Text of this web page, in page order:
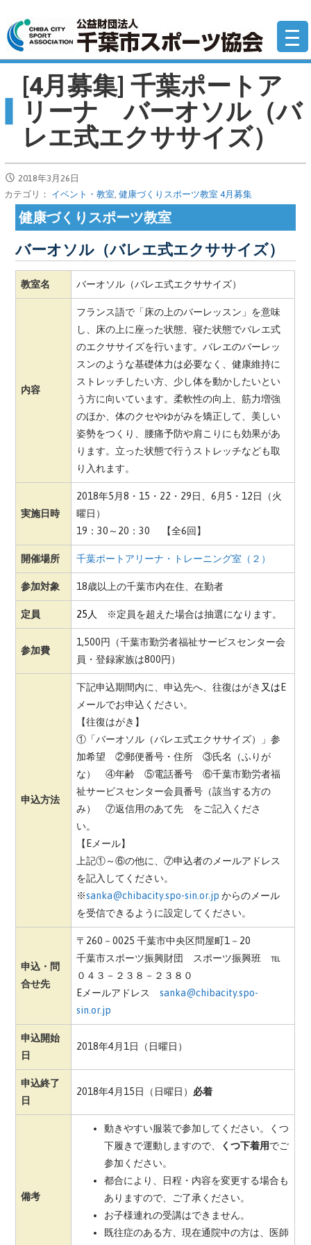
テ
ン
公
[4月募集] 千葉ポートア
リーナ バーオソル（バ
レエ式エクササイズ）
2018年3月26日
カテゴリ： イベント・教室,健康づくりスポーツ教室 4月募集
健康づくりスポーツ教室
バーオソル（バレエ式エクササイズ）
教室名 バーオソル（バレエ式エクササイズ）
内容
フランス語で「床の上のバーレッスン」を意味
し、床の上に座った状態、寝た状態でバレエ式
のエクササイズを行います。バレエのバーレッ
スンのような基礎体力は必要なく、健康維持に
ストレッチしたい方、少し体を動かしたいとい
う方に向いています。柔軟性の向上、筋力増強
のほか、体のクセやゆがみを矯正して、美しい
姿勢をつくり、腰痛予防や肩こりにも効果があ
ります。立った状態で行うストレッチなども取
り入れます。
実施日時
2018年5月8・15・22・29日、6月5・12日（火
曜日）
19：30～20：30 【全6回】
開催場所 千葉ポートアリーナ・トレーニング室（２）
参加対象 18歳以上の千葉市内在住、在勤者
定員 25人 ※定員を超えた場合は抽選になります。
参加費
1,500円（千葉市勤労者福祉サービスセンター会
員・登録家族は800円）
申込方法
下記申込期間内に、申込先へ、往復はがき 又は E
メールでお申込ください。
【往復はがき】
①「バーオソル（バレエ式エクササイズ）」参
加希望 ②郵便番号・住所 ③氏名（ふりが
な） ④年齢 ⑤電話番号 ⑥千葉市勤労者福
祉サービスセンター会員番号（該当する方の
み） ⑦返信用のあて先 をご記入くださ
い。
【Eメール】
上記①～⑥の他に、⑦申込者のメールアドレス
を記入してください。
※sanka@chibacity.spo-sin.or.jp からのメール
を受信できるように設定してください。
申込・問
合せ先
〒260－0025 千葉市中央区問屋町1－20
千葉市スポーツ振興財団 スポーツ振興班 ℡
０４３－２３８－２３８０
Eメールアドレスsanka@chibacity.spo-
sin.or.jp
申込開始
日
2018年4月1日（日曜日）
申込終了
日
2018年4月15日（日曜日） 必着
備考
動きやすい服装で参加してください。くつ
下履きで運動しますので、
くつ下着用でご
参加ください。
都合により、日程・内容を変更する場合も
ありますので、ご了承ください。
お子様連れの受講はできません。
既往症のある方、現在通院中の方は、医師